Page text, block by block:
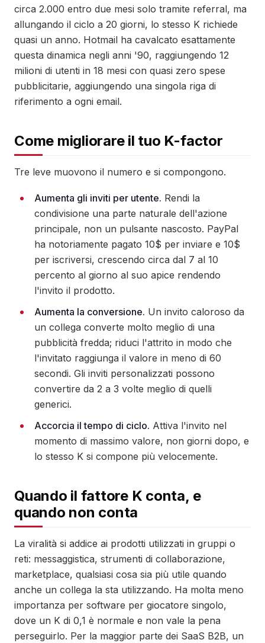
circa 2.000 entro due mesi solo tramite referral, ma
allungando il ciclo a 20 giorni, lo stesso K richiede
quasi un anno. Hotmail ha cavalcato esattamente
questa dinamica negli anni '90, raggiungendo 12
milioni di utenti in 18 mesi con quasi zero spese
pubblicitarie, aggiungendo una singola riga di
riferimento a ogni email.
Come migliorare il tuo K-factor
Tre leve muovono il numero e si compongono.
Aumenta gli inviti per utente. Rendi la
condivisione una parte naturale dell'azione
principale, non un pulsante nascosto. PayPal
ha notoriamente pagato 10$ per inviare e 10$
per iscriversi, crescendo circa dal 7 al 10
percento al giorno al suo apice rendendo
l'invito il prodotto.
Aumenta la conversione. Un invito caloroso da
un collega converte molto meglio di una
pubblicità fredda; riduci l'attrito in modo che
l'invitato raggiunga il valore in meno di 60
secondi. Gli inviti personalizzati possono
convertire da 2 a 3 volte meglio di quelli
generici.
Accorcia il tempo di ciclo. Attiva l'invito nel
momento di massimo valore, non giorni dopo, e
lo stesso K si compone più velocemente.
Quando il fattore K conta, e
quando non conta
La viralità si addice ai prodotti utilizzati in gruppi o
reti: messaggistica, strumenti di collaborazione,
marketplace, qualsiasi cosa sia più utile quando
anche un collega la sta utilizzando. Ha molta meno
importanza per software per giocatore singolo,
dove un K di 0,1 è normale e non vale la pena
perseguirlo. Per la maggior parte dei SaaS B2B, un